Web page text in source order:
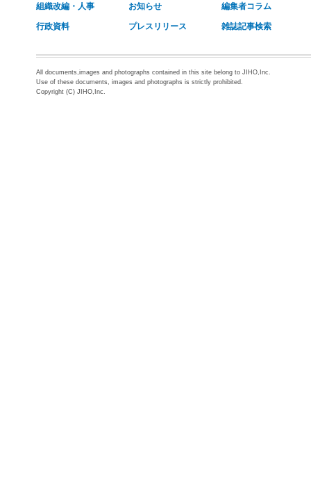
組織改編・人事 お知らせ 編集者コラム
行政資料 プレスリリース 雑誌記事検索
All documents,images and photographs contained in this site belong to JIHO,Inc.
Use of these documents, images and photographs is strictly prohibited.
Copyright (C) JIHO,Inc.